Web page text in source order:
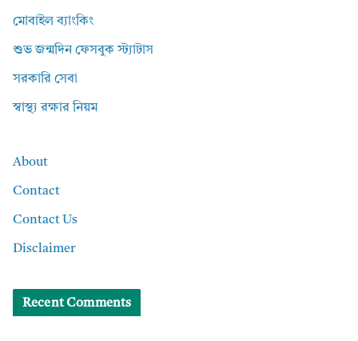
মোবাইল ব্যাংকিং
শুভ জন্মদিন ফেসবুক স্ট্যাটাস
সরকারি সেবা
স্বাস্থ্য রক্ষার নিয়ম
About
Contact
Contact Us
Disclaimer
Recent Comments